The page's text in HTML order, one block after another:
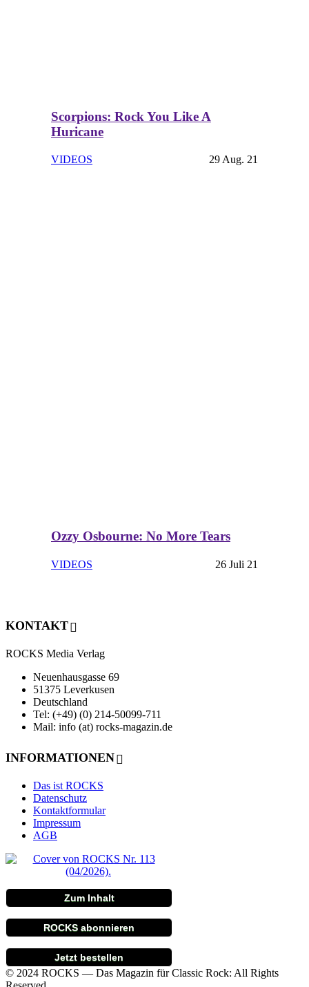
Scorpions: Rock You Like A
Huricane
VIDEOS 29 Aug. 21
Ozzy Osbourne: No More Tears
VIDEOS 26 Juli 21
KONTAKT
ROCKS Media Verlag
Neuenhausgasse 69
51375 Leverkusen
Deutschland
Tel: (+49) (0) 214-50099-711
Mail: info (at) rocks-magazin.de
INFORMATIONEN
Das ist ROCKS
Datenschutz
Kontaktformular
Impressum
AGB
Zum Inhalt
ROCKS abonnieren
Jetzt bestellen
© 2024 ROCKS — Das Magazin für Classic Rock: All Rights